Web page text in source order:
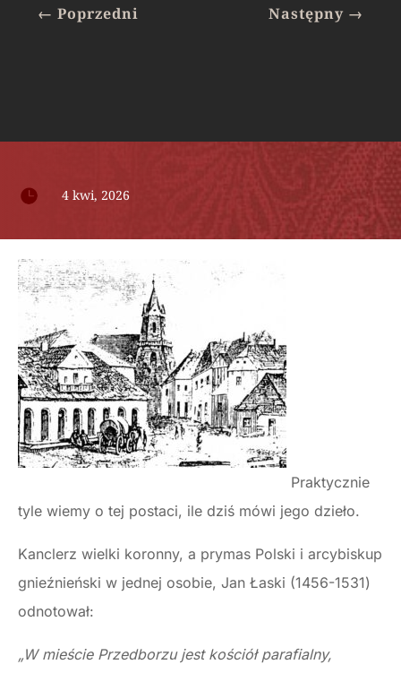
←Poprzedni Następny→
 4 kwi, 2026
Praktycznie
tyle wiemy o tej postaci, ile dziś mówi jego dzieło.
Kanclerz wielki koronny, a prymas Polski i arcybiskup
gnieźnieński w jednej osobie, Jan Łaski (1456-1531)
odnotował:
„W mieście Przedborzu jest kościół parafialny,